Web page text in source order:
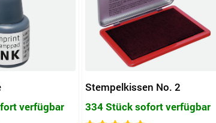
verfügbar
Stempelkissen No. 2
334 Stück sofort verfügbar